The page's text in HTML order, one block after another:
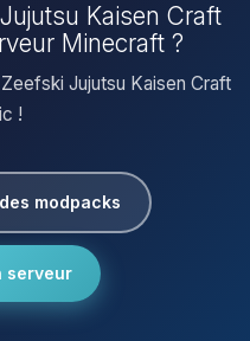
Kaisen Craft
Minecraft ?
Jujutsu Kaisen Craft
!
modpacks
serveur